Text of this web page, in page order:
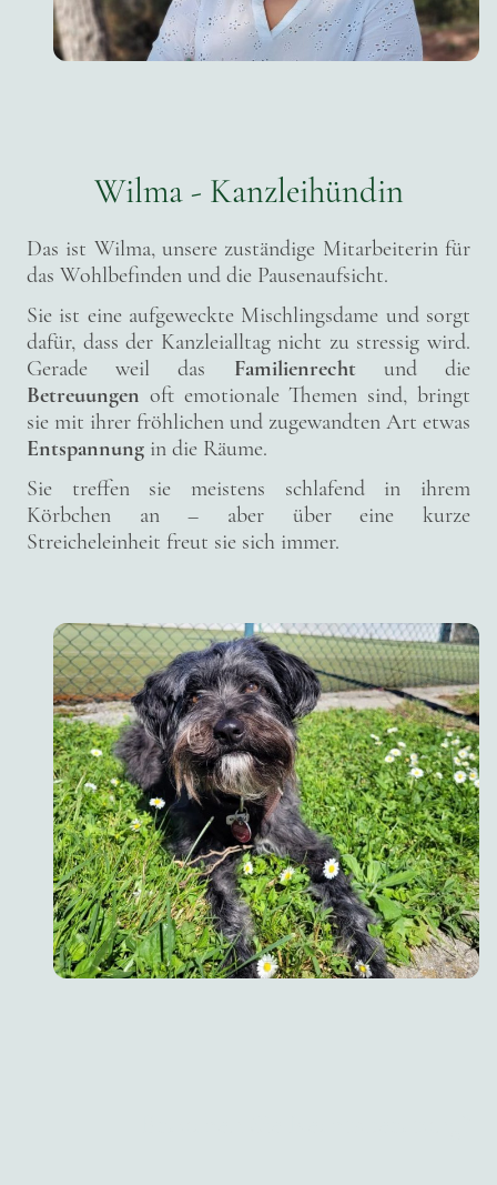
Wilma - Kanzleihündin
Das ist Wilma, unsere zuständige Mitarbeiterin für
das Wohlbefinden und die Pausenaufsicht.
Sie ist eine aufgeweckte Mischlingsdame und sorgt
dafür, dass der Kanzleialltag nicht zu stressig wird.
Gerade weil das Familienrechtund die
Betreuungen oft emotionale Themen sind, bringt
sie mit ihrer fröhlichen und zugewandten Art etwas
Entspannung in die Räume.
Sie treffen sie meistens schlafend in ihrem
Körbchen an – aber über eine kurze
Streicheleinheit freut sie sich immer.